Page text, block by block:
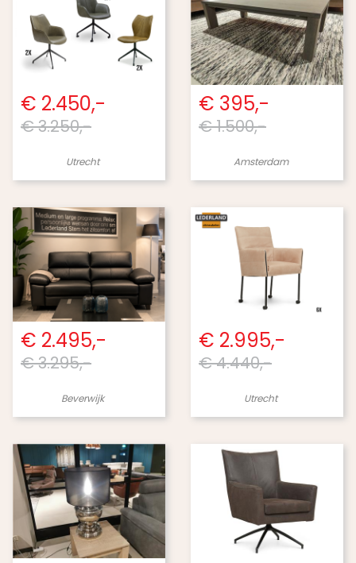
€ 2.450,-
€ 3.250,-
Utrecht
€ 395,-
€ 1.500,-
Amsterdam
€ 2.495,-
€ 3.295,-
Beverwijk
€ 2.995,-
€ 4.440,-
Utrecht